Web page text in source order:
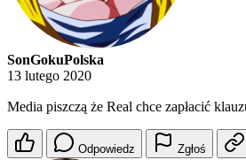
SonGokuPolska
13 lutego 2020
Media piszczą że Real chce zapłacić
Odpowiedz Zgłoś